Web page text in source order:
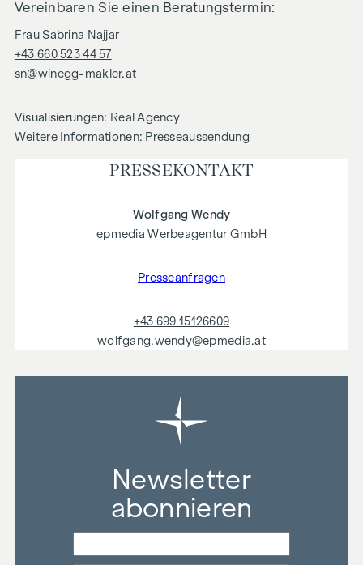
Vereinbaren Sie einen Beratungstermin:
Frau Sabrina Najjar
+43 660 523 44 57
sn@winegg-makler.at
Visualisierungen: Real Agency
Weitere Informationen: Presseaussendung
PRESSE­KONTAKT
Wolfgang Wendy
epmedia Werbeagentur GmbH
Presseanfragen
+43 699 15126609
wolfgang.wendy@epmedia.at
Newsletter
abonnieren